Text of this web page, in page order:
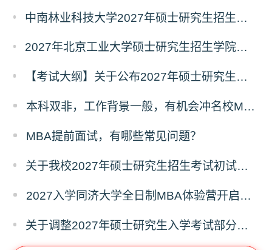
中南林业科技大学2027年硕士研究生招生考试初试科目调整情况公告
2027年北京工业大学硕士研究生招生学院、考试科目、考试大纲等调整情况
【考试大纲】关于公布2027年硕士研究生入学考试自命题考试科目考试大纲的通知
本科双非，工作背景一般，有机会冲名校MBA吗？
MBA提前面试，有哪些常见问题？
关于我校2027年硕士研究生招生考试初试科目调整的补充公告
2027入学同济大学全日制MBA体验营开启报名！
关于调整2027年硕士研究生入学考试部分专业考试科目的通知